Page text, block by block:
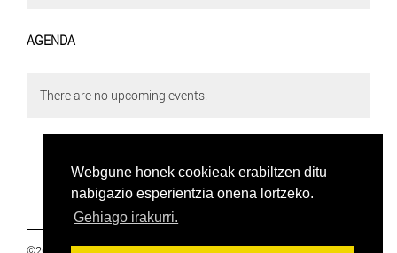
Webgune honek cookieak erabiltzen ditu
nabigazio esperientzia onena lortzeko.
Gehiago irakurri.
AGENDA
There are no upcoming events.